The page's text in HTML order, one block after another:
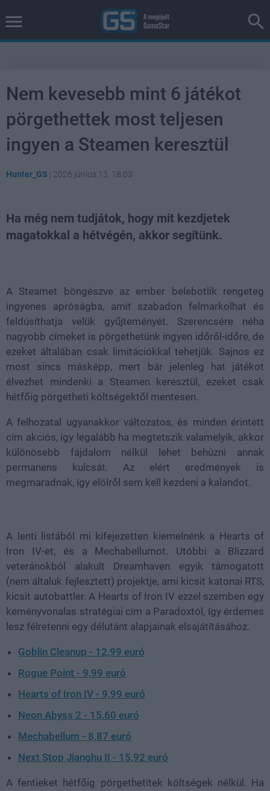
Nem kevesebb mint 6 játékot
pörgethettek most teljesen
ingyen a Steamen keresztül
Hunter_GS | 2026 június 13. 18:03
Ha még nem tudjátok, hogy mit kezdjetek
magatokkal a hétvégén, akkor segítünk.
A Steamet böngészve az ember belebotlik rengeteg
ingyenes apróságba, amit szabadon felmarkolhat és
feldúsíthatja velük gyűjteményét. Szerencsére néha
nagyobb címeket is pörgethetünk ingyen időről-időre, de
ezeket általában csak limitációkkal tehetjük. Sajnos ez
most sincs másképp, mert bár jelenleg hat játékot
élvezhet mindenki a Steamen keresztül, ezeket csak
hétfőig pörgetheti költségektől mentesen.
A felhozatal ugyanakkor változatos, és minden érintett
cím akciós, így legalább ha megtetszik valamelyik, akkor
különösebb fájdalom nélkül lehet behúzni annak
permanens kulcsát. Az elért eredmények is
megmaradnak, így elölről sem kell kezdeni a kalandot.
A lenti listából mi kifejezetten kiemelnénk a Hearts of
Iron IV-et, és a Mechabellumot. Utóbbi a Blizzard
veteránokból alakult Dreamhaven egyik támogatott
(nem általuk fejlesztett) projektje, ami kicsit katonai RTS,
kicsit autobattler. A Hearts of Iron IV ezzel szemben egy
keményvonalas stratégiai cím a Paradoxtól, így érdemes
lesz félretenni egy délutánt alapjainak elsajátításához.
Goblin Cleanup - 12,99 euró
Rogue Point - 9,99 euró
Hearts of Iron IV - 9,99 euró
Neon Abyss 2 - 15,60 euró
Mechabellum - 8,87 euró
Next Stop Jianghu II - 15,92 euró
A fentieket hétfőig pörgethetitek költségek nélkül. Ha